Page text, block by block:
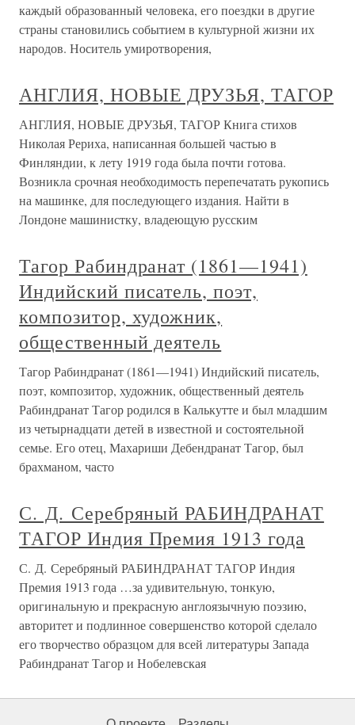
каждый образованный человека, его поездки в другие
страны становились событием в культурной жизни их
народов. Носитель умиротворения,
АНГЛИЯ, НОВЫЕ ДРУЗЬЯ, ТАГОР
АНГЛИЯ, НОВЫЕ ДРУЗЬЯ, ТАГОР Книга стихов
Николая Рериха, написанная большей частью в
Финляндии, к лету 1919 года была почти готова.
Возникла срочная необходимость перепечатать рукопись
на машинке, для последующего издания. Найти в
Лондоне машинистку, владеющую русским
Тагор Рабиндранат (1861—1941)
Индийский писатель, поэт,
композитор, художник,
общественный деятель
Тагор Рабиндранат (1861—1941) Индийский писатель,
поэт, композитор, художник, общественный деятель
Рабиндранат Тагор родился в Калькутте и был младшим
из четырнадцати детей в известной и состоятельной
семье. Его отец, Махариши Дебендранат Тагор, был
брахманом, часто
С. Д. Серебряный РАБИНДРАНАТ
ТАГОР Индия Премия 1913 года
С. Д. Серебряный РАБИНДРАНАТ ТАГОР Индия
Премия 1913 года …за удивительную, тонкую,
оригинальную и прекрасную англоязычную поэзию,
авторитет и подлинное совершенство которой сделало
его творчество образцом для всей литературы Запада
Рабиндранат Тагор и Нобелевская